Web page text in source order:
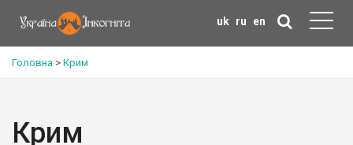
uk ru en
Головна > Крим
Крим